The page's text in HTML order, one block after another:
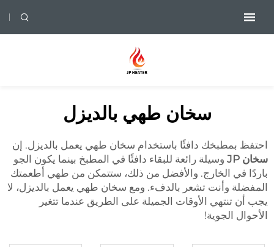
سخان طهي بالديزل
احتفظ بمطبخك دافئًا باستخدام سخان طهي يعمل بالديزل. إن
سخان JP
وسيلة رائعة للبقاء دافئًا في المطبخ بينما يكون الجو
باردًا في الخارج. والأفضل من ذلك، ستتمكن من طهي أطعمتك
المفضلة وأنت تشعر بالدفء. ومع سخان طهي يعمل بالديزل، لا
يجب أن تنتهي الأوقات الجميلة على الطريق عندما تتغير
الأحوال الجوية!